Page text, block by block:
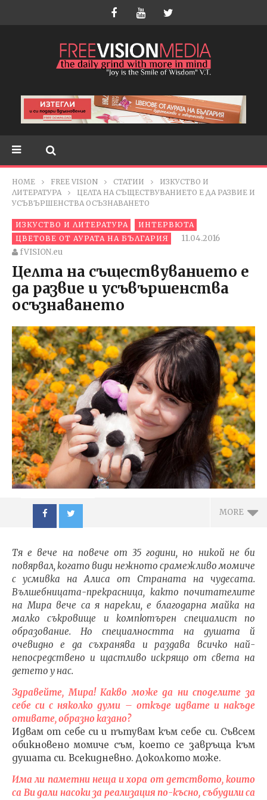
HOME FREE VISION СТАТИИ
ИЗКУСТВО И
ЛИТЕРАТУРА
ЦЕЛТА НА СЪЩЕСТВУВАНИЕТО Е ДА РАЗВИЕ И
УСЪВЪРШЕНСТВА ОСЪЗНАВАНЕТО
ИЗКУСТВО И ЛИТЕРАТУРА
ИНТЕРВЮТА
ЦВЕТОВЕ ОТ АУРАТА НА БЪЛГАРИЯ
11.04.2016
fVISION.eu
Целта на съществуванието е
да развие и усъвършенства
осъзнаването
MORE
NOW VIEWING
Целта на
съществуванието е да
развие и
11.04.2016
fVISION.eu
Тя е вече на повече от 35 години, но никой не би
повярвал, когато види нежното срамежливо момиче
с усмивка на Алиса от Страната на чудесата.
Вълшебницата-прекрасница, както почитателите
на Мира вече са я нарекли, е благодарна майка на
малко съкровище и компютърен специалист по
образование. Но специалността на душата й
очевидно е да съхранява и раздава всичко най-
непосредствено и щастливо искрящо от света на
детето у нас.
Здравейте, Мира! Какво може да ни споделите за
себе си с няколко думи – откъде идвате и накъде
отивате, образно казано?
Идвам от себе си и пътувам към себе си. Съвсем
обикновено момиче съм, което се завръща към
душата си. Всекидневно. Доколкото може.
Има ли паметни неща и хора от детството, които
са Ви дали насоки за реализация по-късно, събудили са